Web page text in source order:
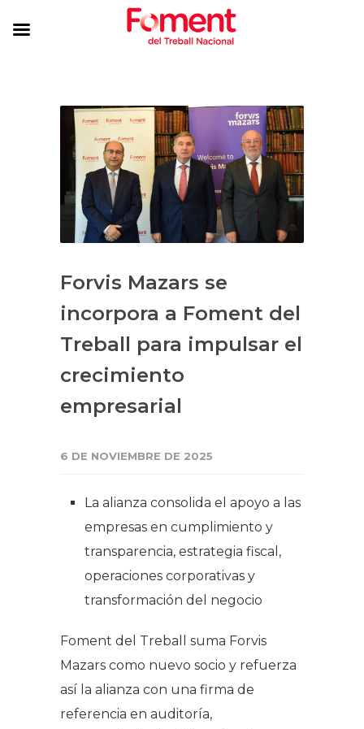
Forvis Mazars se
incorpora a Foment del
Treball para impulsar el
crecimiento
empresarial
6 DE NOVIEMBRE DE 2025
La alianza consolida el apoyo a las
empresas en cumplimiento y
transparencia, estrategia fiscal,
operaciones corporativas y
transformación del negocio
Foment del Treball suma Forvis
Mazars como nuevo socio y refuerza
así la alianza con una firma de
referencia en auditoría,